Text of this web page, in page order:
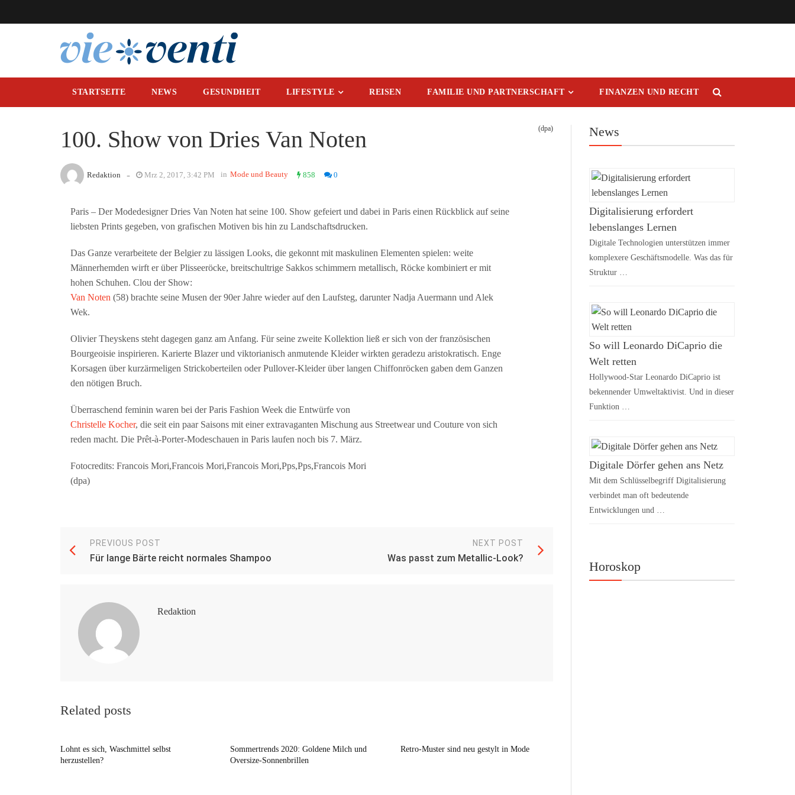
STARTSEITE NEWS GESUNDHEIT LIFESTYLE REISEN FAMILIE UND PARTNERSCHAFT FINANZEN UND RECHT
100. Show von Dries Van Noten (dpa)
Redaktion - Mrz 2, 2017, 3:42 PM in Mode und Beauty 858 0
Paris – Der Modedesigner Dries Van Noten hat seine 100. Show gefeiert und dabei in Paris einen Rückblick auf seine
liebsten Prints gegeben, von grafischen Motiven bis hin zu Landschaftsdrucken.
Das Ganze verarbeitete der Belgier zu lässigen Looks, die gekonnt mit maskulinen Elementen spielen: weite
Männerhemden wirft er über Plisseeröcke, breitschultrige Sakkos schimmern metallisch, Röcke kombiniert er mit
hohen Schuhen. Clou der Show:
Van Noten (58) brachte seine Musen der 90er Jahre wieder auf den Laufsteg, darunter Nadja Auermann und Alek
Wek.
Olivier Theyskens steht dagegen ganz am Anfang. Für seine zweite Kollektion ließ er sich von der französischen
Bourgeoisie inspirieren. Karierte Blazer und viktorianisch anmutende Kleider wirkten geradezu aristokratisch. Enge
Korsagen über kurzärmeligen Strickoberteilen oder Pullover-Kleider über langen Chiffonröcken gaben dem Ganzen
den nötigen Bruch.
Überraschend feminin waren bei der Paris Fashion Week die Entwürfe von
Christelle Kocher, die seit ein paar Saisons mit einer extravaganten Mischung aus Streetwear und Couture von sich
reden macht. Die Prêt-à-Porter-Modeschauen in Paris laufen noch bis 7. März.
Fotocredits: Francois Mori,Francois Mori,Francois Mori,Pps,Pps,Francois Mori
(dpa)
PREVIOUS POST
Für lange Bärte reicht normales Shampoo
NEXT POST
Was passt zum Metallic-Look?
Redaktion
Related posts
Lohnt es sich, Waschmittel selbst
herzustellen?
Sommertrends 2020: Goldene Milch und
Oversize-Sonnenbrillen
Retro-Muster sind neu gestylt in Mode
News
Digitalisierung erfordert
lebenslanges Lernen
Digitale Technologien unterstützen immer
komplexere Geschäftsmodelle. Was das für
Struktur …
So will Leonardo DiCaprio die
Welt retten
Hollywood-Star Leonardo DiCaprio ist
bekennender Umweltaktivist. Und in dieser
Funktion …
Digitale Dörfer gehen ans Netz
Mit dem Schlüsselbegriff Digitalisierung
verbindet man oft bedeutende
Entwicklungen und …
Horoskop